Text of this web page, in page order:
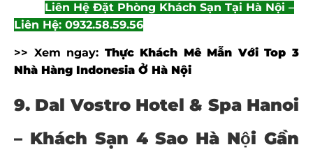
Liên Hệ Đặt Phòng Khách Sạn Tại Hà Nội –
Liên Hệ: 0932.58.59.56
>> Xem ngay: Thực Khách Mê Mẫn Với Top 3
Nhà Hàng Indonesia Ở Hà Nội
9. Dal Vostro Hotel & Spa Hanoi
– Khách Sạn 4 Sao Hà Nội Gần